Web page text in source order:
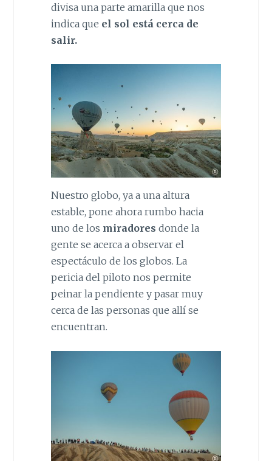
divisa una parte amarilla que nos
indica que el sol está cerca de
salir.
Nuestro globo, ya a una altura
estable, pone ahora rumbo hacia
uno de los miradores donde la
gente se acerca a observar el
espectáculo de los globos. La
pericia del piloto nos permite
peinar la pendiente y pasar muy
cerca de las personas que allí se
encuentran.